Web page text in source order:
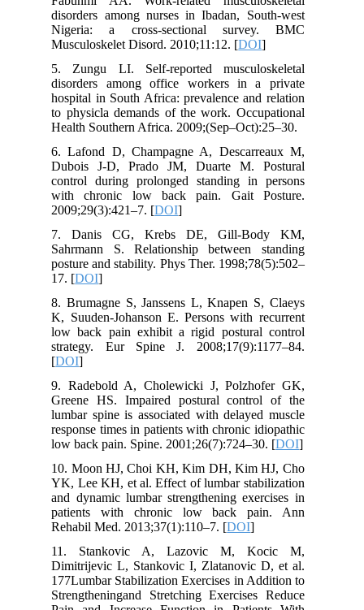
disorders among nurses in Ibadan, South-west
Nigeria: a cross-sectional survey. BMC
Musculoskelet Disord. 2010;11:12. [DOI
5. Zungu LI. Self-reported musculoskeletal
disorders among office workers in a private
hospital in South Africa: prevalence and relation
to physicla demands of the work. Occupational
Health Southern Africa. 2009;(Sep–Oct):25–30.
6. Lafond D, Champagne A, Descarreaux M,
Dubois J-D, Prado JM, Duarte M. Postural
control during prolonged standing in persons
with chronic low back pain. Gait Posture.
2009;29(3):421–7. [DOI
7. Danis CG, Krebs DE, Gill-Body KM,
Sahrmann S. Relationship between standing
posture and stability. Phys Ther. 1998;78(5):502–
17. [DOI
8. Brumagne S, Janssens L, Knapen S, Claeys
K, Suuden-Johanson E. Persons with recurrent
low back pain exhibit a rigid postural control
strategy. Eur Spine J. 2008;17(9):1177–84.
[DOI
9. Radebold A, Cholewicki J, Polzhofer GK,
Greene HS. Impaired postural control of the
lumbar spine is associated with delayed muscle
response times in patients with chronic idiopathic
low back pain. Spine. 2001;26(7):724–30. [DOI
10. Moon HJ, Choi KH, Kim DH, Kim HJ, Cho
YK, Lee KH, et al. Effect of lumbar stabilization
and dynamic lumbar strengthening exercises in
patients with chronic low back pain. Ann
Rehabil Med. 2013;37(1):110–7. [DOI
11. Stankovic A, Lazovic M, Kocic M,
Dimitrijevic L, Stankovic I, Zlatanovic D, et al.
177Lumbar Stabilization Exercises in Addition to
Strengtheningand Stretching Exercises Reduce